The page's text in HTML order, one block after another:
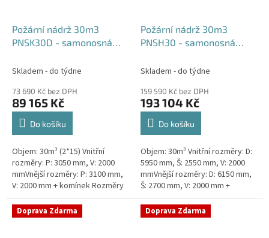
Požární nádrž 30m3
PNSK30D - samonosná
Skladem - do týdne
73 690 Kč bez DPH
89 165 Kč
Do košíku
Objem: 30m³ (2*15) Vnitřní
rozměry: P: 3050 mm, V: 2000
mmVnější rozměry: P: 3100 mm,
V: 2000 mm + komínek Rozměry
nádrže možno jakkoliv upravit -
vyrobíme nádrž na...
Požární nádrž 30m3
PNSH30 - samonosná
Skladem - do týdne
159 590 Kč bez DPH
193 104 Kč
Do košíku
Objem: 30m³ Vnitřní rozměry: D:
5950 mm, Š: 2550 mm, V: 2000
mmVnější rozměry: D: 6150 mm,
Š: 2700 mm, V: 2000 mm +
komínek Běžná doba dodání 2-3
týdny od objednávky. Rozměry...
Doprava Zdarma Doprava Zdarma